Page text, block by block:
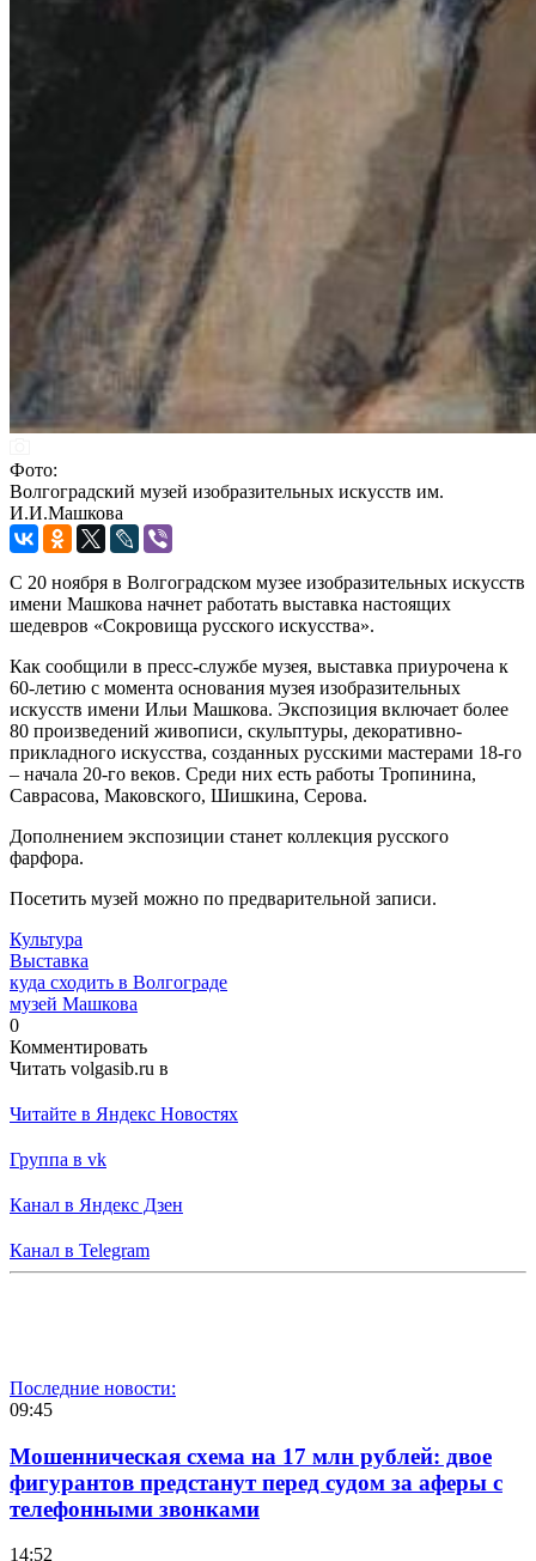
Фото:
Волгоградский музей изобразительных искусств им.
И.И.Машкова
С 20 ноября в Волгоградском музее изобразительных искусств
имени Машкова начнет работать выставка настоящих
шедевров «Сокровища русского искусства».
Как сообщили в пресс-службе музея, выставка приурочена к
60-летию с момента основания музея изобразительных
искусств имени Ильи Машкова. Экспозиция включает более
80 произведений живописи, скульптуры, декоративно-
прикладного искусства, созданных русскими мастерами 18-го
– начала 20-го веков. Среди них есть работы Тропинина,
Саврасова, Маковского, Шишкина, Серова.
Дополнением экспозиции станет коллекция русского
фарфора.
Посетить музей можно по предварительной записи.
Культура
Выставка
куда сходить в Волгограде
музей Машкова
0
Комментировать
Читать volgasib.ru в
Читайте в Яндекс Новостях
Группа в vk
Канал в Яндекс Дзен
Канал в Telegram
Последние новости:
09:45
Мошенническая схема на 17 млн рублей: двое
фигурантов предстанут перед судом за аферы с
телефонными звонками
14:52